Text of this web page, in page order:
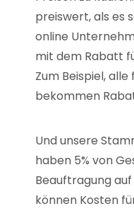
preiswert, als es
online
mit dem Rabatt
Zum Beispiel,
bekommen
Und unsere
haben 5% von
Beauftragung
können Kosten